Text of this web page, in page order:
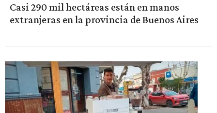
Casi 290 mil hectáreas están en manos
extranjeras en la provincia de Buenos Aires